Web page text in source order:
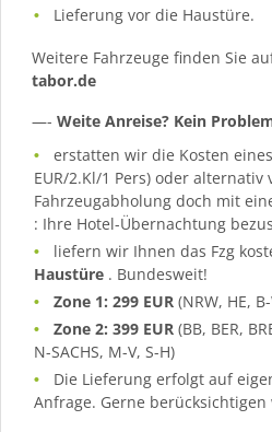
Lieferung vor die Haustüre.
Weitere Fahrzeuge finden Sie
tabor.de
—- Weite Anreise? Kein
erstatten wir die Kosten
EUR/2.Kl/1 Pers) oder alternativ
Fahrzeugabholung doch mit
: Ihre Hotel-Übernachtung
liefern wir Ihnen das Fzg
Haustüre . Bundesweit!
Zone 1: 299 EUR (NRW, HE,
Zone 2: 399 EUR (BB, BER,
N-SACHS, M-V, S-H)
Die Lieferung erfolgt auf
Anfrage. Gerne